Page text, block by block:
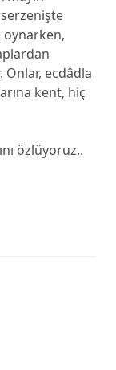
oynarken,
ecdâdla
kent, hiç
özlüyoruz..